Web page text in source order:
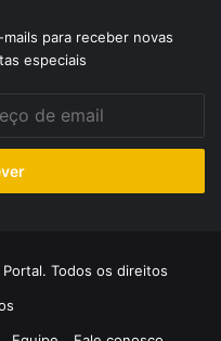
para receber novas
especiais
Todos os direitos